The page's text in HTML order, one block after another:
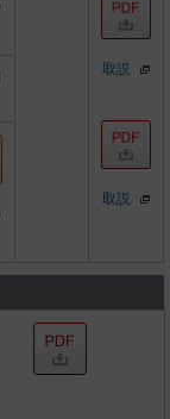
取説
取説